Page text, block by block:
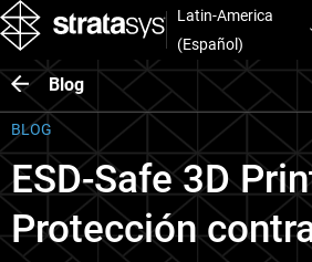
Latin-America
(Español)
Blog
BLOG
ESD-Safe 3D
Protección